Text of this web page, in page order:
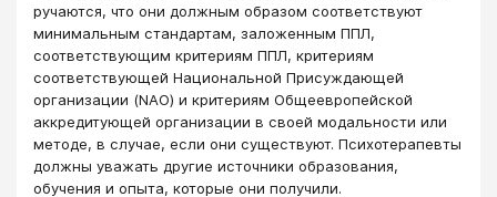
ручаются, что они должным образом соответствуют
минимальным стандартам, заложенным ППЛ,
соответствующим критериям ППЛ, критериям
соответствующей Национальной Присуждающей
организации (NAO) и критериям Общеевропейской
аккредитующей организации в своей модальности или
методе, в случае, если они существуют. Психотерапевты
должны уважать другие источники образования,
обучения и опыта, которые они получили.